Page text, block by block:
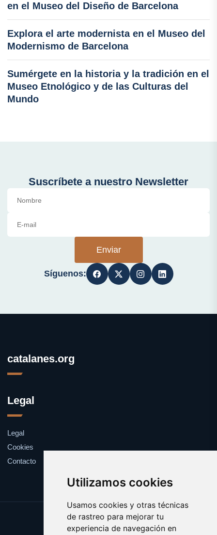
Utilizamos cookies
Usamos cookies y otras técnicas
de rastreo para mejorar tu
experiencia de navegación en
en el Museo del Diseño de Barcelona
Explora el arte modernista en el Museo del
Modernismo de Barcelona
Sumérgete en la historia y la tradición en el
Museo Etnológico y de las Culturas del
Mundo
Suscríbete a nuestro Newsletter
Enviar
Síguenos:
catalanes.org
Legal
Legal
Cookies
Contacto
Update cookies preferences